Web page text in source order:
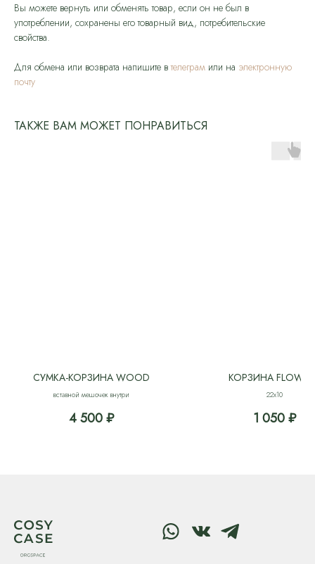
Вы можете вернуть или обменять товар, если он не был в
употреблении, сохранены его товарный вид, потребительские
свойства.
Для обмена или возврата напишите втелеграм или на электронную
почту
ТАКЖЕ ВАМ МОЖЕТ ПОНРАВИТЬСЯ
СУМКА-КОРЗИНА WOOD
вставной мешочек внутри
4 500₽
КОРЗИНА
22x10
1 050 ₽